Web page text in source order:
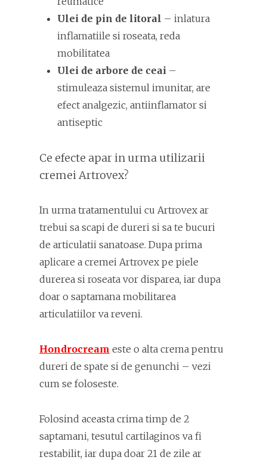
Ulei de pin de litoral – inlatura
inflamatiile si roseata, reda
mobilitatea
Ulei de arbore de ceai –
stimuleaza sistemul imunitar, are
efect analgezic, antiinflamator si
antiseptic
Ce efecte apar in urma utilizarii
cremei Artrovex?
In urma tratamentului cu Artrovex ar
trebui sa scapi de dureri si sa te bucuri
de articulatii sanatoase. Dupa prima
aplicare a cremei Artrovex pe piele
durerea si roseata vor disparea, iar dupa
doar o saptamana mobilitarea
articulatiilor va reveni.
Hondrocream este o alta crema pentru
dureri de spate si de genunchi – vezi
cum se foloseste.
Folosind aceasta crima timp de 2
saptamani, tesutul cartilaginos va fi
restabilit, iar dupa doar 21 de zile ar